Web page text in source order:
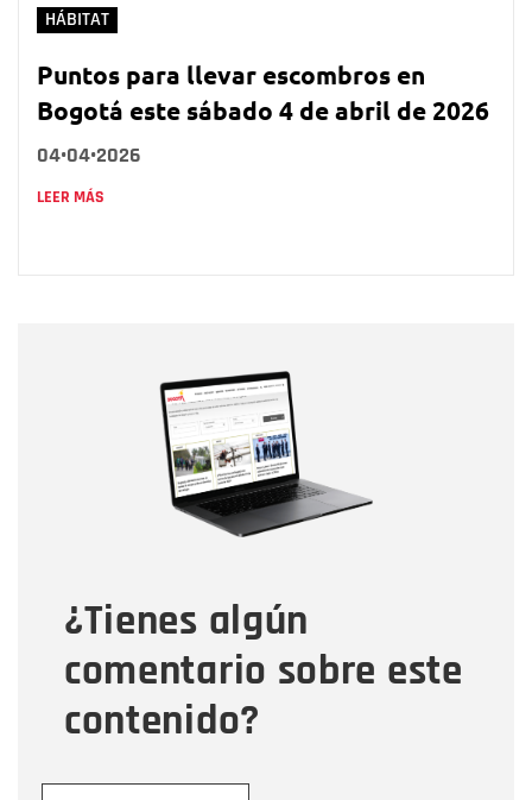
HÁBITAT
Puntos para llevar escombros en
Bogotá este sábado 4 de abril de 2026
04•04•2026
LEER MÁS
¿Tienes algún
comentario sobre este
contenido?
Correo electrónico
Tipo de comentario
Mensaje